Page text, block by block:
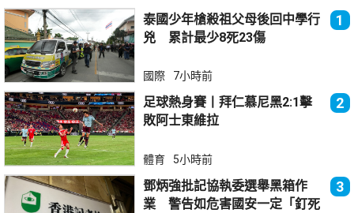
泰國少年槍殺祖父母後回中學行
兇 累計最少8死23傷
1
國際 7小時前
足球熱身賽丨拜仁慕尼黑2:1擊
敗阿士東維拉
2
體育 5小時前
鄧炳強批記協執委選舉黑箱作
業 警告如危害國安一定「釘死
3